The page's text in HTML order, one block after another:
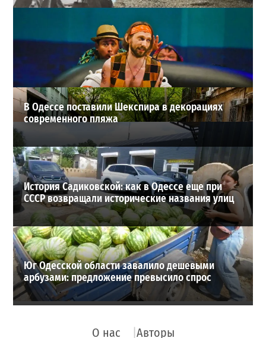
Полковник ВСУ рассказал, выдержит ли Одесса
новое наступление
2
ВИБОР РЕДАКЦИИ
В Одессе поставили Шекспира в декорациях
современного пляжа
История Садиковской: как в Одессе еще при
СССР возвращали исторические названия улиц
Юг Одесской области завалило дешевыми
арбузами: предложение превысило спрос
О нас Авторы